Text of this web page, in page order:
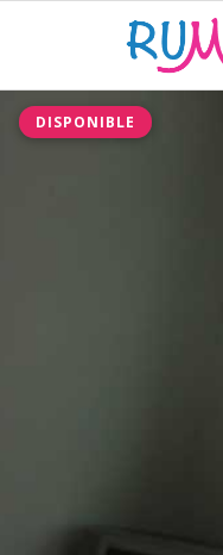
DISPONIBLE